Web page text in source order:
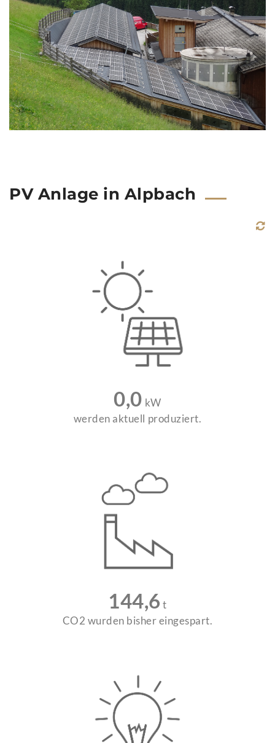
PV Anlage in Alpbach
0,0 kW
werden aktuell produziert.
144,6 t
CO2 wurden bisher eingespart.